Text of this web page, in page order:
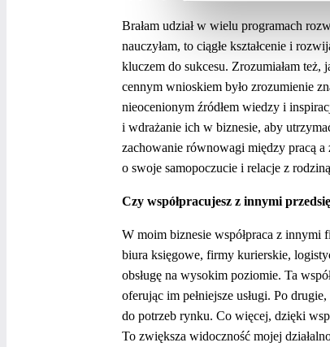
Brałam udział w wielu programach
nauczyłam, to ciągłe kształcenie i
kluczem do sukcesu. Zrozumiałam
cennym wnioskiem było zrozumienie
nieocenionym źródłem wiedzy i
i wdrażanie ich w biznesie, aby
zachowanie równowagi między pracą
o swoje samopoczucie i relacje z
Czy współpracujesz z innymi
W moim biznesie współpraca z innymi
biura księgowe, firmy kurierskie,
obsługę na wysokim poziomie. Ta
oferując im pełniejsze usługi. Po
do potrzeb rynku. Co więcej, dzięki
To zwiększa widoczność mojej